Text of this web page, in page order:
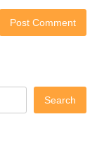
Search